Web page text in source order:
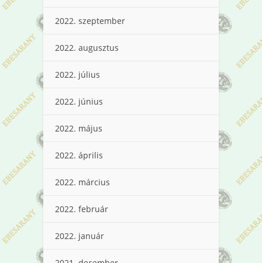
2022. szeptember
2022. augusztus
2022. július
2022. június
2022. május
2022. április
2022. március
2022. február
2022. január